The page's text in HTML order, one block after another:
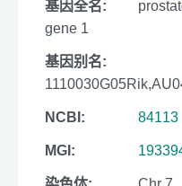
基因全名:
gene 1
基因别名:
NCBI: 84113
MGI: